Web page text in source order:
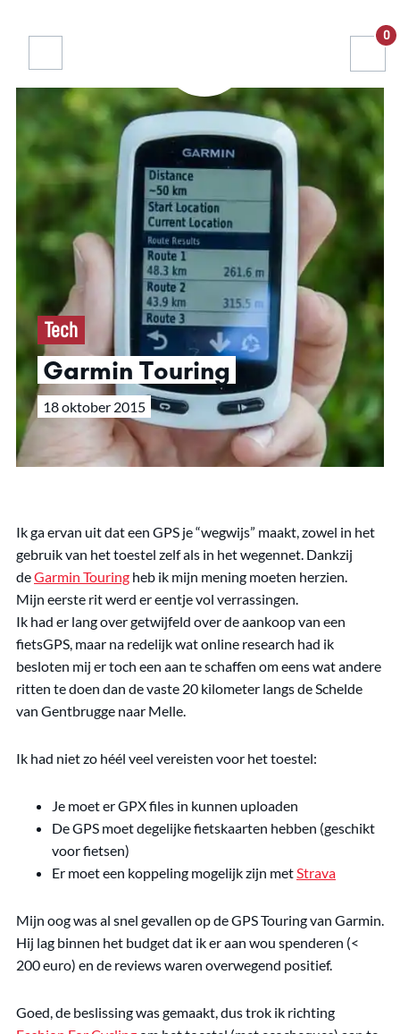
0
Tech
Garmin Touring
18 oktober 2015
Ik ga ervan uit dat een GPS je “wegwijs” maakt, zowel in het
gebruik van het toestel zelf als in het wegennet. Dankzij
deGarmin Touring heb ik mijn mening moeten herzien.
Mijn eerste rit werd er eentje vol verrassingen.
Ik had er lang over getwijfeld over de aankoop van een
fietsGPS, maar na redelijk wat online research had ik
besloten mij er toch een aan te schaffen om eens wat andere
ritten te doen dan de vaste 20 kilometer langs de Schelde
van Gentbrugge naar Melle.
Ik had niet zo héél veel vereisten voor het toestel:
Je moet er GPX files in kunnen uploaden
De GPS moet degelijke fietskaarten hebben (geschikt
voor fietsen)
Er moet een koppeling mogelijk zijn metStrava
Mijn oog was al snel gevallen op de GPS Touring van Garmin.
Hij lag binnen het budget dat ik er aan wou spenderen (<
200 euro) en de reviews waren overwegend positief.
Goed, de beslissing was gemaakt, dus trok ik richting